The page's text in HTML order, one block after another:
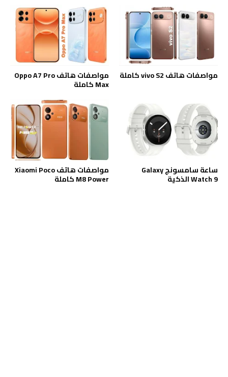
مواصفات هاتف vivo S2 كاملة مواصفات هاتف Oppo A7 Pro
Max كاملة
ساعة سامسونج Galaxy
Watch 9 الذكية
مواصفات هاتف Xiaomi Poco
M8 Power كاملة